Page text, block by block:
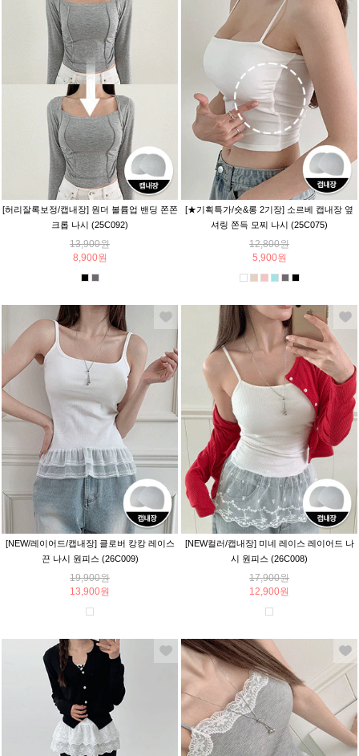
[허리잘록보정/캡내장] 원더 볼륨업 밴딩 쫀쫀
크롭 나시 (25C092)
13,900원
8,900원
[★기획특가/숏&롱 2기장] 소르베 캡내장 옆
셔링 쫀득 모찌 나시 (25C075)
12,800원
5,900원
[NEW/레이어드/캡내장] 클로버 캉캉 레이스
끈 나시 원피스 (26C009)
19,900원
13,900원
[NEW컬러/캡내장] 미네 레이스 레이어드 나
시 원피스 (26C008)
17,900원
12,900원